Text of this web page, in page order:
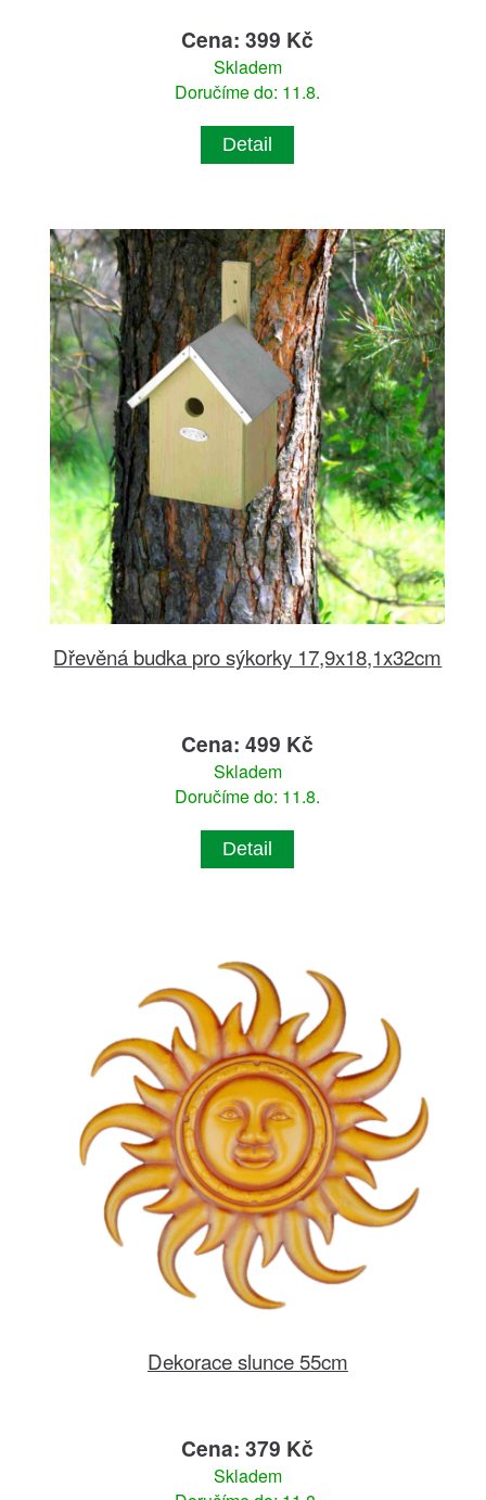
Cena: 399 Kč
Skladem
Doručíme do: 11.8.
Detail
Dřevěná budka pro sýkorky 17,9x18,1x32cm
Cena: 499 Kč
Skladem
Doručíme do: 11.8.
Detail
Dekorace slunce 55cm
Cena: 379 Kč
Skladem